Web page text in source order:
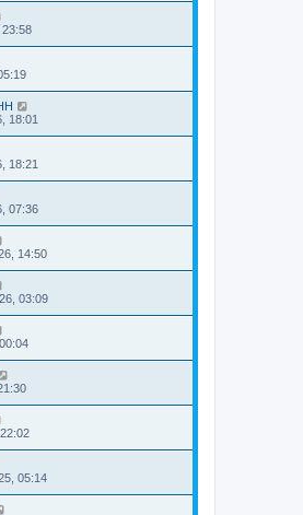
23:58
18:01
18:21
07:36
14:50
03:09
05:14